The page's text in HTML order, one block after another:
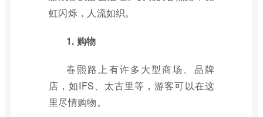
虹闪烁，人流如织。
1. 购物
春熙路上有许多大型商场、品牌
店，如IFS、太古里等，游客可以在这
里尽情购物。